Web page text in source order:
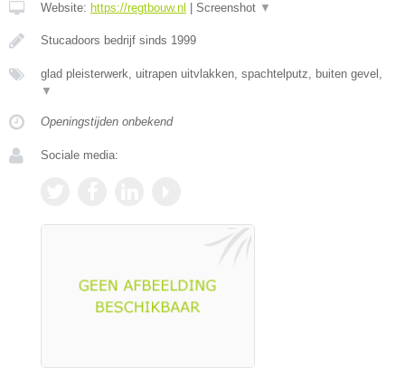
Website: https://regtbouw.nl Screenshot ▼
Stucadoors bedrijf sinds 1999
glad pleisterwerk, uitrapen uitvlakken, spachtelputz, buiten gevel,
▼
Openingstijden onbekend
Sociale media: